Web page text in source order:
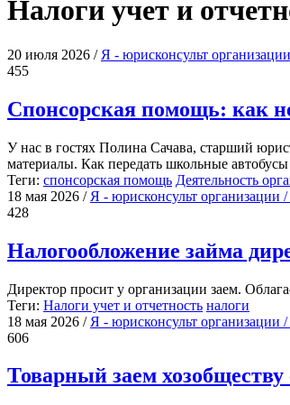
Налоги учет и
20 июля 2026 / Я - юрисконсульт
455
Спонсорская помощь: как
У нас в гостях Полина Сачава, старший
материалы. Как передать школьные
Теги: спонсорская помощь Деятельность
18 мая 2026 / Я - юрисконсульт
428
Налогообложение займа
Директор просит у организации заем.
Теги: Налоги учет и отчетность налоги
18 мая 2026 / Я - юрисконсульт
606
Товарный заем